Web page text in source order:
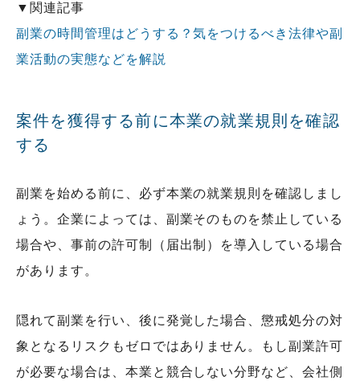
▼関連記事
副業の時間管理はどうする？気をつけるべき法律や副
業活動の実態などを解説
案件を獲得する前に本業の就業規則を確認
する
副業を始める前に、必ず本業の就業規則を確認しまし
ょう。企業によっては、副業そのものを禁止している
場合や、事前の許可制（届出制）を導入している場合
があります。
隠れて副業を行い、後に発覚した場合、懲戒処分の対
象となるリスクもゼロではありません。もし副業許可
が必要な場合は、本業と競合しない分野など、会社側